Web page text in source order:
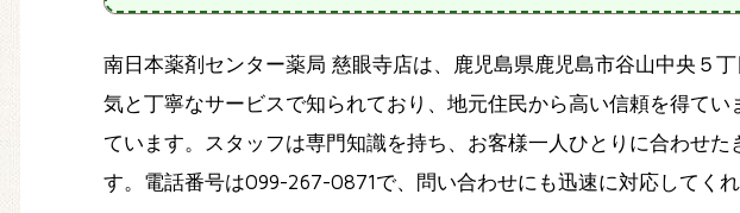
南日本薬剤センター薬局 慈眼寺店は、鹿児島県鹿児島市谷山中央５
気と丁寧なサービスで知られており、地元住民から高い信頼を得て
ています。スタッフは専門知識を持ち、お客様一人ひとりに合わせ
す。電話番号は099-267-0871で、問い合わせにも迅速に対応してく